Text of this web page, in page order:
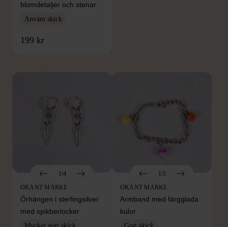
blomdetaljer och stenar
Använt skick
199 kr
FRÅN SAMMA VARUMÄRKE
1/4
OKÄNT MÄRKE
Örhängen i sterlingsilver
med spikberlocker
1/5
OKÄNT MÄRKE
Armband med färgglada
kulor